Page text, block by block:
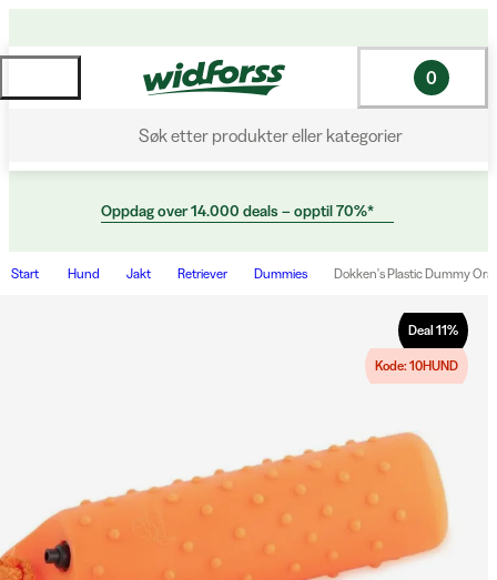
Søk etter produkter eller kategorier
0
Oppdag over 14.000 deals – opptil 70%*
Start Hund Jakt Retriever Dummies Dokken's Plastic Dummy
Deal 11%
Kode: 10HUND